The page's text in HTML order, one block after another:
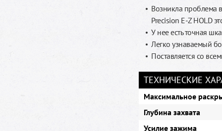
Возникла проблема
Precision E-Z HOLD
У нее есть точная
Легко узнаваемый
Поставляется со
ТЕХНИЧЕСКИЕ
Максимальное
Глубина захвата
Усилие зажима